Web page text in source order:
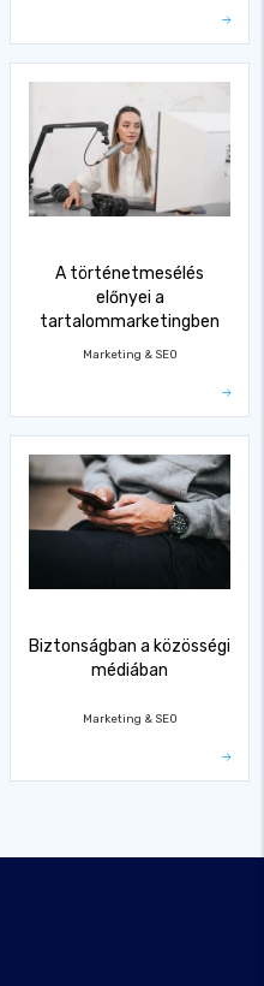
A történetmesélés
előnyei a
tartalommarketingben
Marketing & SEO
Biztonságban a közösségi
médiában
Marketing & SEO